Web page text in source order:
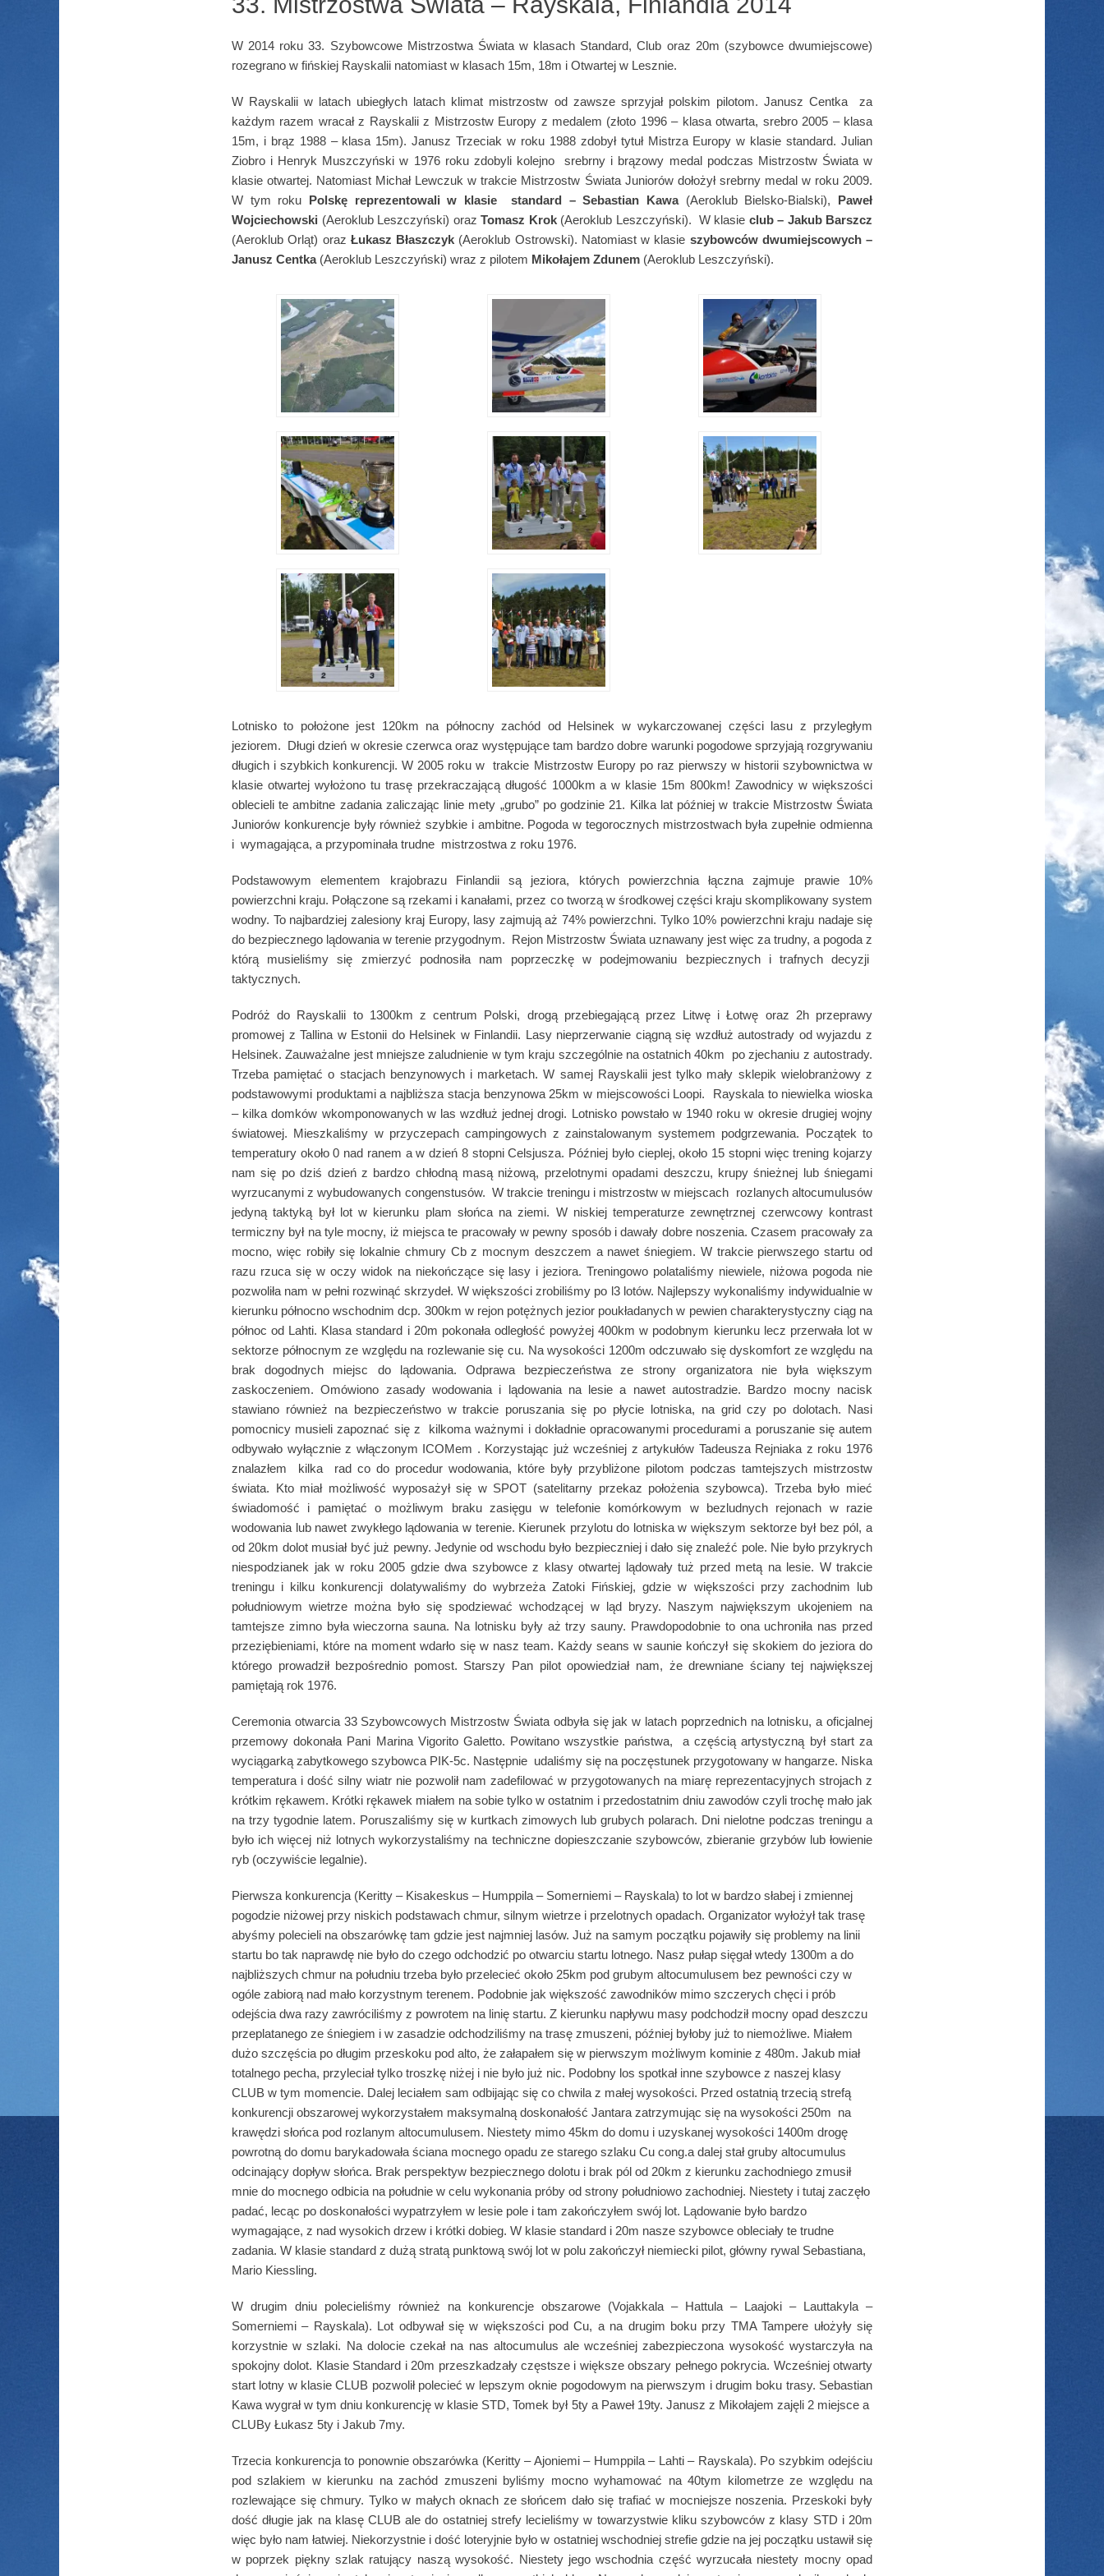
W 2014 roku 33. Szybowcowe Mistrzostwa Świata w klasach Standard, Club oraz 20m (szybowce dwumiejscowe)
rozegrano w fińskiej Rayskalii natomiast w klasach 15m, 18m i Otwartej w Lesznie.
W Rayskalii w latach ubiegłych latach klimat mistrzostw od zawsze sprzyjał polskim pilotom. Janusz Centka za
każdym razem wracał z Rayskalii z Mistrzostw Europy z medalem (złoto 1996 – klasa otwarta, srebro 2005 – klasa
15m, i brąz 1988 – klasa 15m). Janusz Trzeciak w roku 1988 zdobył tytuł Mistrza Europy w klasie standard. Julian
Ziobro i Henryk Muszczyński w 1976 roku zdobyli kolejno srebrny i brązowy medal podczas Mistrzostw Świata w
klasie otwartej. Natomiast Michał Lewczuk w trakcie Mistrzostw Świata Juniorów dołożył srebrny medal w roku 2009.
W tym roku Polskę reprezentowali w klasie standard –Sebastian Kawa(Aeroklub Bielsko-Bialski), Paweł
Wojciechowski (Aeroklub Leszczyński) oraz Tomasz Krok(Aeroklub Leszczyński). W klasie club– Jakub Barszcz
(Aeroklub Orląt) oraz Łukasz Błaszczyk (Aeroklub Ostrowski). Natomiast w klasie szybowców dwumiejscowych –
Janusz Centka(Aeroklub Leszczyński) wraz z pilotem Mikołajem Zdunem (Aeroklub Leszczyński).
Lotnisko to położone jest 120km na północny zachód od Helsinek w wykarczowanej części lasu z przyległym
jeziorem. Długi dzień w okresie czerwca oraz występujące tam bardzo dobre warunki pogodowe sprzyjają rozgrywaniu
długich i szybkich konkurencji. W 2005 roku w trakcie Mistrzostw Europy po raz pierwszy w historii szybownictwa w
klasie otwartej wyłożono tu trasę przekraczającą długość 1000km a w klasie 15m 800km! Zawodnicy w większości
oblecieli te ambitne zadania zaliczając linie mety „grubo” po godzinie 21. Kilka lat później w trakcie Mistrzostw Świata
Juniorów konkurencje były również szybkie i ambitne. Pogoda w tegorocznych mistrzostwach była zupełnie odmienna
i wymagająca, a przypominała trudne mistrzostwa z roku 1976.
Podstawowym elementem krajobrazu Finlandii są jeziora, których powierzchnia łączna zajmuje prawie 10%
powierzchni kraju. Połączone są rzekami i kanałami, przez co tworzą w środkowej części kraju skomplikowany system
wodny. To najbardziej zalesiony kraj Europy, lasy zajmują aż 74% powierzchni. Tylko 10% powierzchni kraju nadaje się
do bezpiecznego lądowania w terenie przygodnym. Rejon Mistrzostw Świata uznawany jest więc za trudny, a pogoda z
którą musieliśmy się zmierzyć podnosiła nam poprzeczkę w podejmowaniu bezpiecznych i trafnych decyzji
taktycznych.
Podróż do Rayskalii to 1300km z centrum Polski, drogą przebiegającą przez Litwę i Łotwę oraz 2h przeprawy
promowej z Tallina w Estonii do Helsinek w Finlandii. Lasy nieprzerwanie ciągną się wzdłuż autostrady od wyjazdu z
Helsinek. Zauważalne jest mniejsze zaludnienie w tym kraju szczególnie na ostatnich 40km po zjechaniu z autostrady.
Trzeba pamiętać o stacjach benzynowych i marketach. W samej Rayskalii jest tylko mały sklepik wielobranżowy z
podstawowymi produktami a najbliższa stacja benzynowa 25km w miejscowości Loopi. Rayskala to niewielka wioska
– kilka domków wkomponowanych w las wzdłuż jednej drogi. Lotnisko powstało w 1940 roku w okresie drugiej wojny
światowej. Mieszkaliśmy w przyczepach campingowych z zainstalowanym systemem podgrzewania. Początek to
temperatury około 0 nad ranem a w dzień 8 stopni Celsjusza. Później było cieplej, około 15 stopni więc trening kojarzy
nam się po dziś dzień z bardzo chłodną masą niżową, przelotnymi opadami deszczu, krupy śnieżnej lub śniegami
wyrzucanymi z wybudowanych congenstusów. W trakcie treningu i mistrzostw w miejscach rozlanych altocumulusów
jedyną taktyką był lot w kierunku plam słońca na ziemi. W niskiej temperaturze zewnętrznej czerwcowy kontrast
termiczny był na tyle mocny, iż miejsca te pracowały w pewny sposób i dawały dobre noszenia. Czasem pracowały za
mocno, więc robiły się lokalnie chmury Cb z mocnym deszczem a nawet śniegiem. W trakcie pierwszego startu od
razu rzuca się w oczy widok na niekończące się lasy i jeziora. Treningowo polataliśmy niewiele, niżowa pogoda nie
pozwoliła nam w pełni rozwinąć skrzydeł. W większości zrobiliśmy po l3 lotów. Najlepszy wykonaliśmy indywidualnie w
kierunku północno wschodnim dcp. 300km w rejon potężnych jezior poukładanych w pewien charakterystyczny ciąg na
północ od Lahti. Klasa standard i 20m pokonała odległość powyżej 400km w podobnym kierunku lecz przerwała lot w
sektorze północnym ze względu na rozlewanie się cu. Na wysokości 1200m odczuwało się dyskomfort ze względu na
brak dogodnych miejsc do lądowania. Odprawa bezpieczeństwa ze strony organizatora nie była większym
zaskoczeniem. Omówiono zasady wodowania i lądowania na lesie a nawet autostradzie. Bardzo mocny nacisk
stawiano również na bezpieczeństwo w trakcie poruszania się po płycie lotniska, na grid czy po dolotach. Nasi
pomocnicy musieli zapoznać się z kilkoma ważnymi i dokładnie opracowanymi procedurami a poruszanie się autem
odbywało wyłącznie z włączonym ICOMem . Korzystając już wcześniej z artykułów Tadeusza Rejniaka z roku 1976
znalazłem kilka rad co do procedur wodowania, które były przybliżone pilotom podczas tamtejszych mistrzostw
świata. Kto miał możliwość wyposażył się w SPOT (satelitarny przekaz położenia szybowca). Trzeba było mieć
świadomość i pamiętać o możliwym braku zasięgu w telefonie komórkowym w bezludnych rejonach w razie
wodowania lub nawet zwykłego lądowania w terenie. Kierunek przylotu do lotniska w większym sektorze był bez pól, a
od 20km dolot musiał być już pewny. Jedynie od wschodu było bezpieczniej i dało się znaleźć pole. Nie było przykrych
niespodzianek jak w roku 2005 gdzie dwa szybowce z klasy otwartej lądowały tuż przed metą na lesie. W trakcie
treningu i kilku konkurencji dolatywaliśmy do wybrzeża Zatoki Fińskiej, gdzie w większości przy zachodnim lub
południowym wietrze można było się spodziewać wchodzącej w ląd bryzy. Naszym największym ukojeniem na
tamtejsze zimno była wieczorna sauna. Na lotnisku były aż trzy sauny. Prawdopodobnie to ona uchroniła nas przed
przeziębieniami, które na moment wdarło się w nasz team. Każdy seans w saunie kończył się skokiem do jeziora do
którego prowadził bezpośrednio pomost. Starszy Pan pilot opowiedział nam, że drewniane ściany tej największej
pamiętają rok 1976.
Ceremonia otwarcia 33 Szybowcowych Mistrzostw Świata odbyła się jak w latach poprzednich na lotnisku, a oficjalnej
przemowy dokonała Pani Marina Vigorito Galetto. Powitano wszystkie państwa, a częścią artystyczną był start za
wyciągarką zabytkowego szybowca PIK-5c. Następnie udaliśmy się na poczęstunek przygotowany w hangarze. Niska
temperatura i dość silny wiatr nie pozwolił nam zadefilować w przygotowanych na miarę reprezentacyjnych strojach z
krótkim rękawem. Krótki rękawek miałem na sobie tylko w ostatnim i przedostatnim dniu zawodów czyli trochę mało jak
na trzy tygodnie latem. Poruszaliśmy się w kurtkach zimowych lub grubych polarach. Dni nielotne podczas treningu a
było ich więcej niż lotnych wykorzystaliśmy na techniczne dopieszczanie szybowców, zbieranie grzybów lub łowienie
ryb (oczywiście legalnie).
Pierwsza konkurencja (Keritty – Kisakeskus – Humppila – Somerniemi – Rayskala) to lot w bardzo słabej i zmiennej
pogodzie niżowej przy niskich podstawach chmur, silnym wietrze i przelotnych opadach. Organizator wyłożył tak trasę
abyśmy polecieli na obszarówkę tam gdzie jest najmniej lasów. Już na samym początku pojawiły się problemy na linii
startu bo tak naprawdę nie było do czego odchodzić po otwarciu startu lotnego. Nasz pułap sięgał wtedy 1300m a do
najbliższych chmur na południu trzeba było przelecieć około 25km pod grubym altocumulusem bez pewności czy w
ogóle zabiorą nad mało korzystnym terenem. Podobnie jak większość zawodników mimo szczerych chęci i prób
odejścia dwa razy zawróciliśmy z powrotem na linię startu. Z kierunku napływu masy podchodził mocny opad deszczu
przeplatanego ze śniegiem i w zasadzie odchodziliśmy na trasę zmuszeni, później byłoby już to niemożliwe. Miałem
dużo szczęścia po długim przeskoku pod alto, że załapałem się w pierwszym możliwym kominie z 480m. Jakub miał
totalnego pecha, przyleciał tylko troszkę niżej i nie było już nic. Podobny los spotkał inne szybowce z naszej klasy
CLUB w tym momencie. Dalej leciałem sam odbijając się co chwila z małej wysokości. Przed ostatnią trzecią strefą
konkurencji obszarowej wykorzystałem maksymalną doskonałość Jantara zatrzymując się na wysokości 250m na
krawędzi słońca pod rozlanym altocumulusem. Niestety mimo 45km do domu i uzyskanej wysokości 1400m drogę
powrotną do domu barykadowała ściana mocnego opadu ze starego szlaku Cu cong.a dalej stał gruby altocumulus
odcinający dopływ słońca. Brak perspektyw bezpiecznego dolotu i brak pól od 20km z kierunku zachodniego zmusił
mnie do mocnego odbicia na południe w celu wykonania próby od strony południowo zachodniej. Niestety i tutaj zaczęło
padać, lecąc po doskonałości wypatrzyłem w lesie pole i tam zakończyłem swój lot. Lądowanie było bardzo
wymagające, z nad wysokich drzew i krótki dobieg. W klasie standard i 20m nasze szybowce obleciały te trudne
zadania. W klasie standard z dużą stratą punktową swój lot w polu zakończył niemiecki pilot, główny rywal Sebastiana,
Mario Kiessling.
W drugim dniu polecieliśmy również na konkurencje obszarowe (Vojakkala – Hattula – Laajoki – Lauttakyla –
Somerniemi – Rayskala). Lot odbywał się w większości pod Cu, a na drugim boku przy TMA Tampere ułożyły się
korzystnie w szlaki. Na dolocie czekał na nas altocumulus ale wcześniej zabezpieczona wysokość wystarczyła na
spokojny dolot. Klasie Standard i 20m przeszkadzały częstsze i większe obszary pełnego pokrycia. Wcześniej otwarty
start lotny w klasie CLUB pozwolił polecieć w lepszym oknie pogodowym na pierwszym i drugim boku trasy. Sebastian
Kawa wygrał w tym dniu konkurencję w klasie STD, Tomek był 5ty a Paweł 19ty. Janusz z Mikołajem zajęli 2 miejsce a
CLUBy Łukasz 5ty i Jakub 7my.
Trzecia konkurencja to ponownie obszarówka (Keritty – Ajoniemi – Humppila – Lahti – Rayskala). Po szybkim odejściu
pod szlakiem w kierunku na zachód zmuszeni byliśmy mocno wyhamować na 40tym kilometrze ze względu na
rozlewające się chmury. Tylko w małych oknach ze słońcem dało się trafiać w mocniejsze noszenia. Przeskoki były
dość długie jak na klasę CLUB ale do ostatniej strefy lecieliśmy w towarzystwie kliku szybowców z klasy STD i 20m
więc było nam łatwiej. Niekorzystnie i dość loteryjnie było w ostatniej wschodniej strefie gdzie na jej początku ustawił się
w poprzek piękny szlak ratujący naszą wysokość. Niestety jego wschodnia część wyrzucała niestety mocny opad